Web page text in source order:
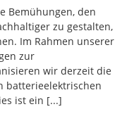
übergibt
Fördermittelbescheid
Bemühungen, den
zu gestalten,
Im Rahmen unserer
zur
wir derzeit die
batterieelektrischen
ist ein [...]